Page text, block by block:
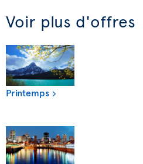
Voir plus d'offres
Printemps